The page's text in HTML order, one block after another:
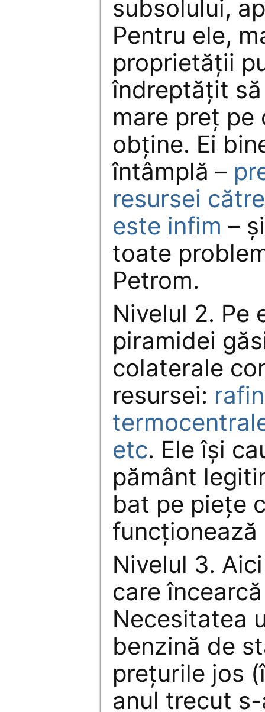
subsolului,
Pentru ele,
proprietăţii
îndreptăţit
mare preţ pe
obţine. Ei
întâmplă –
resursei
este infim –
toate
Petrom.
Nivelul 2. Pe
piramidei
colaterale
resursei:
etc. Ele îşi
pământ
bat pe pieţe
Nivelul 3.
care
Necesitatea
benzină de
preţurile jos
anul trecut